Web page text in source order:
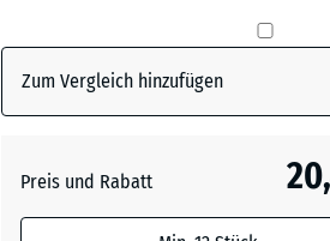
Lounge(active)
Atlantik
Zum Vergleich hinzufügen
Preis und Rabatt